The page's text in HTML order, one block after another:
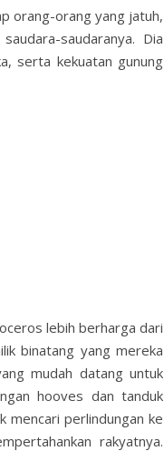
orang-orang yang jatuh,
saudaranya. Dia
serta kekuatan gunung
lebih berharga dari
binatang yang mereka
mudah datang untuk
hooves dan tanduk
mencari perlindungan ke
rakyatnya.